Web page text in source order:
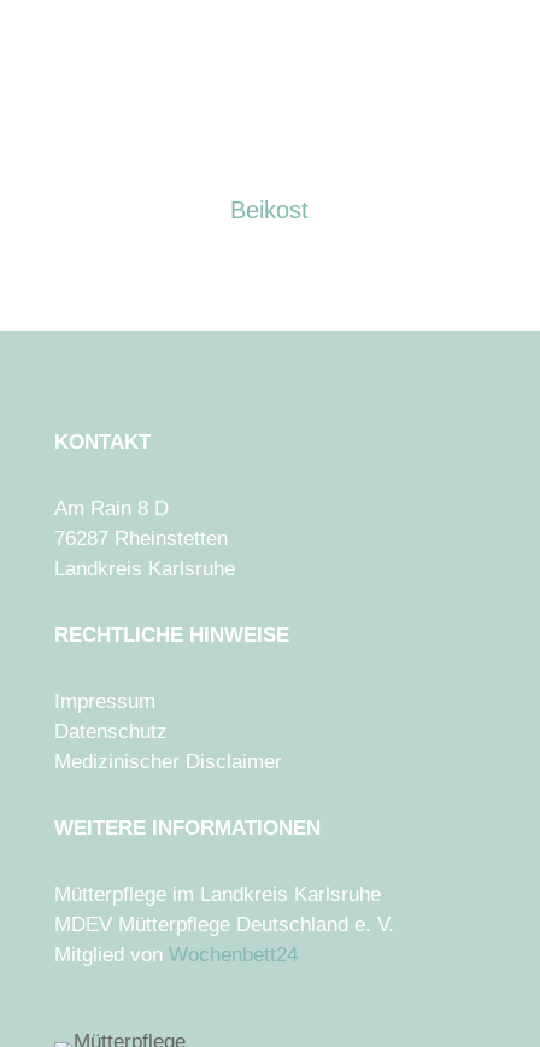
Beikost
KONTAKT
Am Rain 8 D
76287 Rheinstetten
Landkreis Karlsruhe
RECHTLICHE HINWEISE
Impressum
Datenschutz
Medizinischer Disclaimer
WEITERE INFORMATIONEN
Mütterpflege im Landkreis Karlsruhe
MDEV Mütterpflege Deutschland e. V.
Mitglied von Wochenbett24